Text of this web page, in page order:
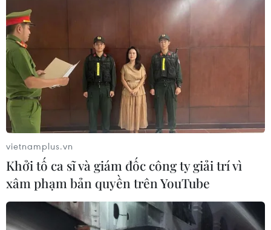
Nhật Bản đang trong làn sóng dịch bệnh
COVID-19 thứ 9
13/09/2023 09:09
Theo báo cáo từ khoảng 5.000 cơ sở y tế trên toàn Nhật
Bản, số bệnh nhân mới mắc COVID-19 được báo cáo
trong tuần kết thúc vào ngày 3/9 là 20,5 người tại mỗi
cơ sở y tế.
vietnamplus.vn
Khởi tố ca sĩ và giám đốc công ty giải trí vì
xâm phạm bản quyền trên YouTube